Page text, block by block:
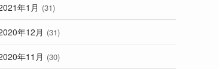
年1月 (31)
年12月 (31)
年11月 (30)